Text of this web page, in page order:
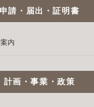
申請・届出・証明書
内
計画・事業・政策